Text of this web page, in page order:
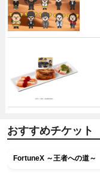
おすすめチケット
FortuneX ～王者への道～